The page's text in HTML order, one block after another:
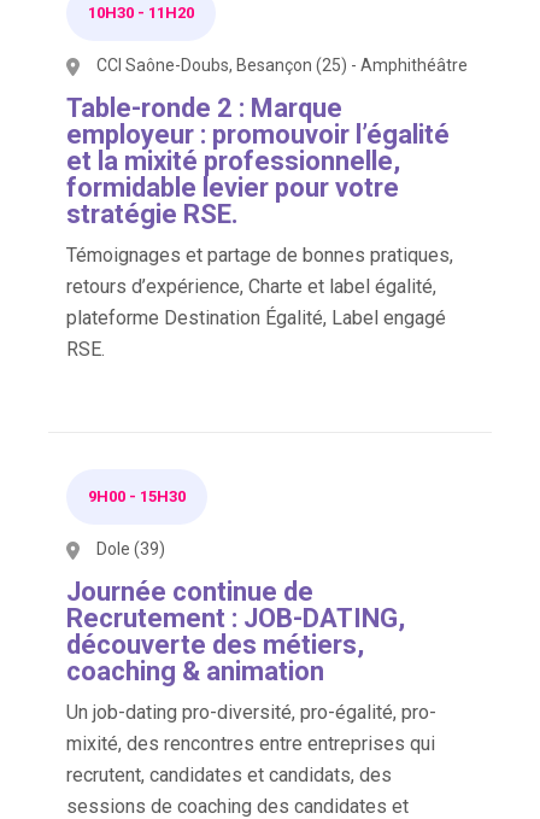
10H30 - 11H20
CCI Saône-Doubs, Besançon (25) - Amphithéâtre
Table-ronde 2 : Marque
employeur : promouvoir l’égalité
et la mixité professionnelle,
formidable levier pour votre
stratégie RSE.
Témoignages et partage de bonnes pratiques,
retours d’expérience, Charte et label égalité,
plateforme Destination Égalité, Label engagé
RSE.
9H00 - 15H30
Dole (39)
Journée continue de
Recrutement : JOB-DATING,
découverte des métiers,
coaching & animation
Un job-dating pro-diversité, pro-égalité, pro-
mixité, des rencontres entre entreprises qui
recrutent, candidates et candidats, des
sessions de coaching des candidates et